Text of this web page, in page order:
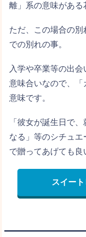
離」系の意味がある
ただ、この場合の別
での別れの事。
入学や卒業等の出
意味合いなので、
意味です。
「彼女が誕生日で
なる」等のシチュ
で贈ってあげても良
スイー